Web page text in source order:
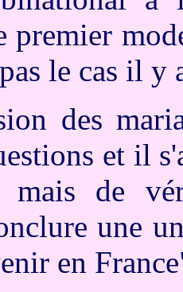
premier
le cas il y
des
et il
mais de
une
en